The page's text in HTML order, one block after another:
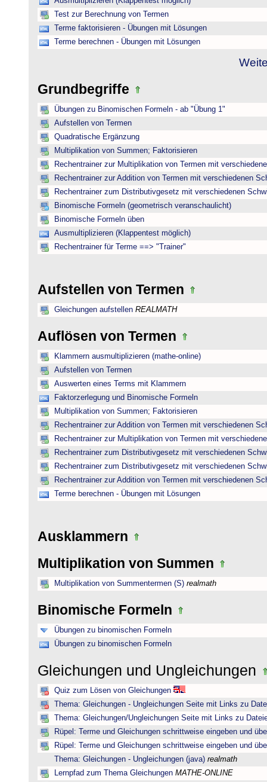
Test zur Berechnung von Termen
Terme faktorisieren - Übungen mit Lösungen
Terme berechnen - Übungen mit Lösungen
Grundbegriffe
Übungen zu Binomischen Formeln - ab "Übung 1"
Aufstellen von Termen
Quadratische Ergänzung
Multiplikation von Summen; Faktorisieren
Rechentrainer zur Multiplikation von Termen mit
Rechentrainer zur Addition von Termen mit verschiedenen
Rechentrainer zum Distributivgesetz mit verschiedenen
Binomische Formeln (geometrisch veranschaulicht)
Binomische Formeln üben
Ausmultiplizieren (Klappentest möglich)
Rechentrainer für Terme ==> "Trainer"
Aufstellen von Termen
Gleichungen aufstellen REALMATH
Auflösen von Termen
Klammern ausmultiplizieren (mathe-online)
Aufstellen von Termen
Auswerten eines Terms mit Klammern
Faktorzerlegung und Binomische Formeln
Multiplikation von Summen; Faktorisieren
Rechentrainer zur Addition von Termen mit verschiedenen
Rechentrainer zur Multiplikation von Termen mit
Rechentrainer zum Distributivgesetz mit verschiedenen
Rechentrainer zum Distributivgesetz mit verschiedenen
Rechentrainer zur Addition von Termen mit verschiedenen
Terme berechnen - Übungen mit Lösungen
Ausklammern
Multiplikation von Summen
Multiplikation von Summentermen (S) realmath
Binomische Formeln
Übungen zu binomischen Formeln
Übungen zu binomischen Formeln
Gleichungen und Ungleichungen
Quiz zum Lösen von Gleichungen
Thema: Gleichungen - Ungleichungen Seite mit Links zu
Thema: Gleichungen/Ungleichungen Seite mit Links zu
Rüpel: Terme und Gleichungen schrittweise eingeben und
Rüpel: Terme und Gleichungen schrittweise eingeben und
Thema: Gleichungen - Ungleichungen (java) realmath
Lernpfad zum Thema Gleichungen MATHE-ONLINE